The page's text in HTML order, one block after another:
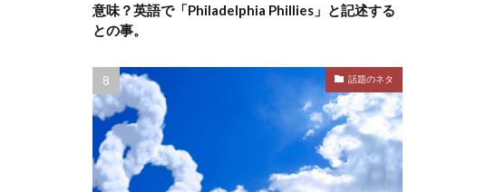
意味？英語で「Philadelphia Phillies」と記述する
との事。
話題のネタ